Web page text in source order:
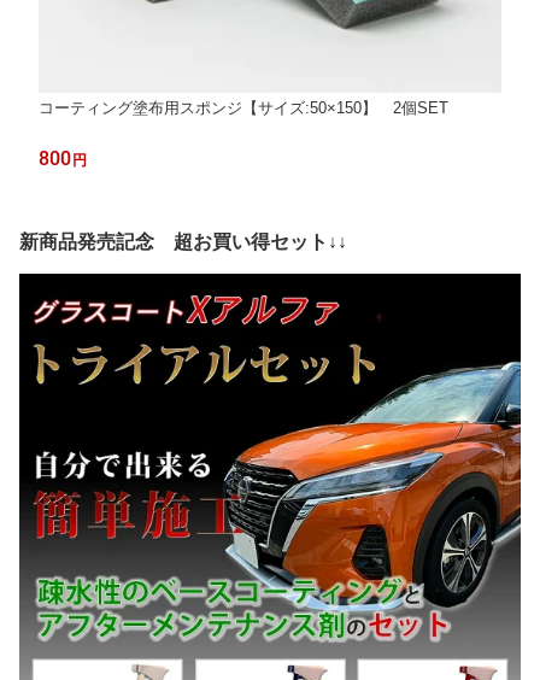
コーティング塗布用スポンジ【サイズ:50×150】 2個SET
800 円
新商品発売記念 超お買い得セット↓↓